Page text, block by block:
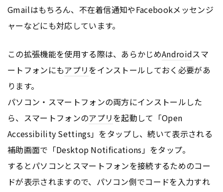
Gmailはもちろん、不在着信通知やFacebookメッセンジ
ャーなどにも対応しています。
この拡張機能を使用する際は、あらかじめAndroidスマ
ートフォンにもアプリをインストールしておく必要があ
ります。
パソコン・スマートフォンの両方にインストールした
ら、スマートフォンのアプリを起動して「Open
Accessibility Settings」をタップし、続いて表示される
補助画面で「Desktop Notifications」をタップ。
するとパソコンとスマートフォンを接続するためのコー
ドが表示されますので、パソコン側でコードを入力すれ